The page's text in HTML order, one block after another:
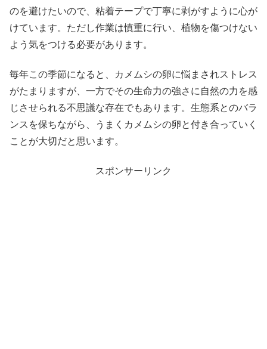
のを避けたいので、粘着テープで丁寧に剥がすように心が
けています。ただし作業は慎重に行い、植物を傷つけない
よう気をつける必要があります。
毎年この季節になると、カメムシの卵に悩まされストレス
がたまりますが、一方でその生命力の強さに自然の力を感
じさせられる不思議な存在でもあります。生態系とのバラ
ンスを保ちながら、うまくカメムシの卵と付き合っていく
ことが大切だと思います。
スポンサーリンク